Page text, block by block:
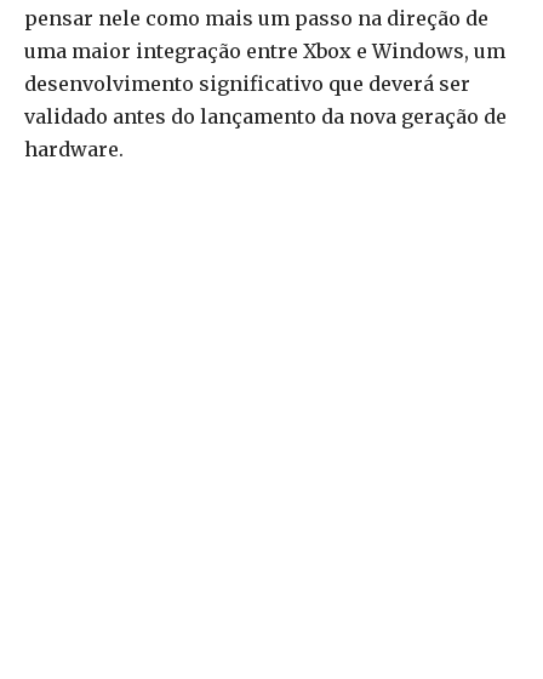
pensar nele como mais um passo na direção de
uma maior integração entre Xbox e Windows, um
desenvolvimento significativo que deverá ser
validado antes do lançamento da nova geração de
hardware.